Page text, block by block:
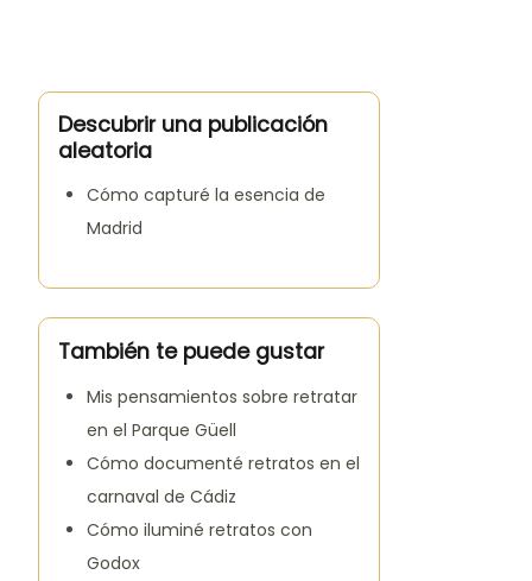
Descubrir una publicación
aleatoria
Cómo capturé la esencia de
Madrid
También te puede gustar
Mis pensamientos sobre retratar
en el Parque Güell
Cómo documenté retratos en el
carnaval de Cádiz
Cómo iluminé retratos con
Godox